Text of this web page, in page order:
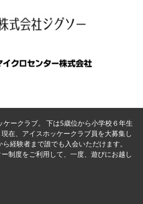
ケークラブ。 下は5歳位から小学校６年生
在、アイスホッケークラブ員を大募集し
経験者まで誰でも入会いただけます。
制度をご利用して、一度、遊びにお越し